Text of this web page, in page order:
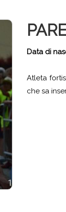
Data di
Atleta
che sa